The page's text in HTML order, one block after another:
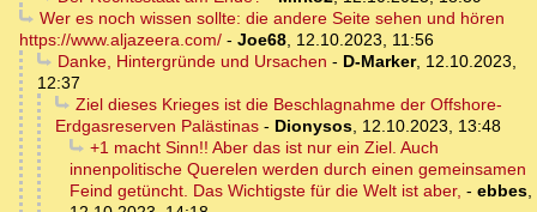
Wer es noch wissen sollte: die andere Seite sehen und hören
https://www.aljazeera.com/ - Joe68, 12.10.2023, 11:56
Danke, Hintergründe und Ursachen - D-Marker, 12.10.2023,
12:37
Ziel dieses Krieges ist die Beschlagnahme der Offshore-
Erdgasreserven Palästinas - Dionysos, 12.10.2023, 13:48
+1 macht Sinn!! Aber das ist nur ein Ziel. Auch
innenpolitische Querelen werden durch einen gemeinsamen
Feind getüncht. Das Wichtigste für die Welt ist aber, - ebbes,